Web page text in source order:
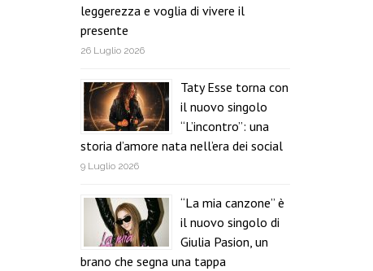
leggerezza e voglia di vivere il
presente
26 Luglio 2026
Taty Esse torna con
il nuovo singolo
“L’incontro”: una
storia d’amore nata nell’era dei social
9 Luglio 2026
“La mia canzone” è
il nuovo singolo di
Giulia Pasion, un
brano che segna una tappa